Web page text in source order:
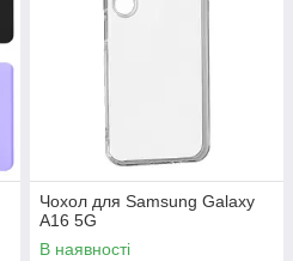
Чохол для Samsung Galaxy
A16 5G
В наявності